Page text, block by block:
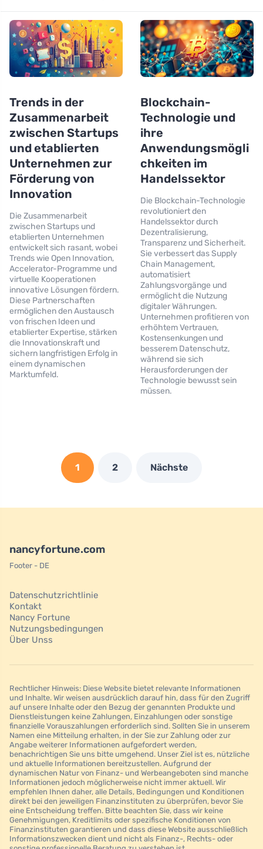
Trends in der
Zusammenarbeit
zwischen Startups
und etablierten
Unternehmen zur
Förderung von
Innovation
Die Zusammenarbeit
zwischen Startups und
etablierten Unternehmen
entwickelt sich rasant, wobei
Trends wie Open Innovation,
Accelerator-Programme und
virtuelle Kooperationen
innovative Lösungen fördern.
Diese Partnerschaften
ermöglichen den Austausch
von frischen Ideen und
etablierter Expertise, stärken
die Innovationskraft und
sichern langfristigen Erfolg in
einem dynamischen
Marktumfeld.
Blockchain-
Technologie und
ihre
Anwendungsmögli
chkeiten im
Handelssektor
Die Blockchain-Technologie
revolutioniert den
Handelssektor durch
Dezentralisierung,
Transparenz und Sicherheit.
Sie verbessert das Supply
Chain Management,
automatisiert
Zahlungsvorgänge und
ermöglicht die Nutzung
digitaler Währungen.
Unternehmen profitieren von
erhöhtem Vertrauen,
Kostensenkungen und
besserem Datenschutz,
während sie sich
Herausforderungen der
Technologie bewusst sein
müssen.
1 2 Nächste
nancyfortune.com
Footer - DE
Datenschutzrichtlinie
Kontakt
Nancy Fortune
Nutzungsbedingungen
Über Unss
Rechtlicher Hinweis: Diese Website bietet relevante Informationen
und Inhalte. Wir weisen ausdrücklich darauf hin, dass für den Zugriff
auf unsere Inhalte oder den Bezug der genannten Produkte und
Dienstleistungen keine Zahlungen, Einzahlungen oder sonstige
finanzielle Vorauszahlungen erforderlich sind. Sollten Sie in unserem
Namen eine Mitteilung erhalten, in der Sie zur Zahlung oder zur
Angabe weiterer Informationen aufgefordert werden,
benachrichtigen Sie uns bitte umgehend. Unser Ziel ist es, nützliche
und aktuelle Informationen bereitzustellen. Aufgrund der
dynamischen Natur von Finanz- und Werbeangeboten sind manche
Informationen jedoch möglicherweise nicht immer aktuell. Wir
empfehlen Ihnen daher, alle Details, Bedingungen und Konditionen
direkt bei den jeweiligen Finanzinstituten zu überprüfen, bevor Sie
eine Entscheidung treffen. Bitte beachten Sie, dass wir keine
Genehmigungen, Kreditlimits oder spezifische Konditionen von
Finanzinstituten garantieren und dass diese Website ausschließlich
Informationszwecken dient und nicht als Finanz-, Rechts- oder